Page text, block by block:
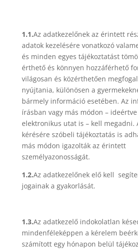
1.1.Az adatkezelőnek az érintett
adatok kezelésére vonatkozó
és minden egyes tájékoztatást
érthető és könnyen hozzáférhető
világosan és közérthetően
nyújtania, különösen a
bármely információ esetében. Az
írásban vagy más módon –
elektronikus utat is – kell megadni.
kérésére szóbeli tájékoztatás is
más módon igazolták az érintett
személyazonosságát.
1.2.Az adatkezelőnek elő kell
jogainak a gyakorlását.
1.3.Az adatkezelő indokolatlan
mindenféleképpen a kérelem
számított egy hónapon belül